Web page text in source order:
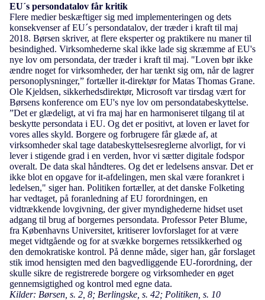
EU´s persondatalov får kritik
Flere medier beskæftiger sig med implementeringen og dets
konsekvenser af EU´s persondatalov, der træder i kraft til maj
2018. Børsen skriver, at flere eksperter og praktikere nu maner til
besindighed. Virksomhederne skal ikke lade sig skræmme af EU's
nye lov om persondata, der træder i kraft til maj. "Loven bør ikke
ændre noget for virksomheder, der har tænkt sig om, når de lagrer
personoplysninger,” fortæller it-direktør for Matas Thomas Grane.
Ole Kjeldsen, sikkerhedsdirektør, Microsoft var tirsdag vært for
Børsens konference om EU's nye lov om persondatabeskyttelse.
”Det er glædeligt, at vi fra maj har en harmoniseret tilgang til at
beskytte persondata i EU. Og det er positivt, at loven er lavet for
vores alles skyld. Borgere og forbrugere får glæde af, at
virksomheder skal tage databeskyttelsesreglerne alvorligt, for vi
lever i stigende grad i en verden, hvor vi sætter digitale fodspor
overalt. De data skal håndteres. Og det er ledelsens ansvar. Det er
ikke blot en opgave for it-afdelingen, men skal være forankret i
ledelsen," siger han. Politiken fortæller, at det danske Folketing
har vedtaget, på foranledning af EU forordningen, en
vidtrækkende lovgivning, der giver myndighederne hidset uset
adgang til brug af borgernes persondata. Professor Peter Blume,
fra Københavns Universitet, kritiserer lovforslaget for at være
meget vidtgående og for at svække borgernes retssikkerhed og
den demokratiske kontrol. På denne måde, siger han, går forslaget
stik imod hensigten med den bagvedliggende EU-forordning, der
skulle sikre de registrerede borgere og virksomheder en øget
gennemsigtighed og kontrol med egne data.
Kilder: Børsen, s. 2, 8; Berlingske, s. 42; Politiken, s. 10